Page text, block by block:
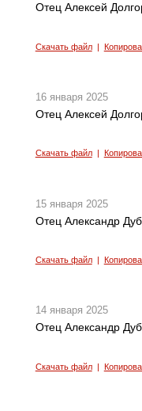
Отец Алексей
Скачать файл|
16 января 2025
Отец Алексей
Скачать файл|
15 января 2025
Отец Александр
Скачать файл|
14 января 2025
Отец Александр
Скачать файл|